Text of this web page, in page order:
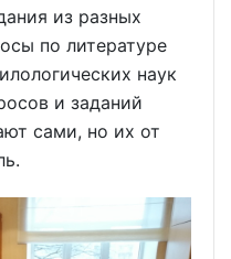
из разных
по литературе
наук
и заданий
сами, но их от